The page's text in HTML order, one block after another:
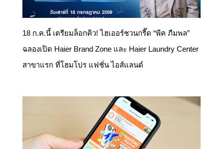
18 ก.ค.นี้ เตรียมล็อกคิว! ไฮเออร์ชวนกรี๊ด “พีค ภีมพล”
ฉลองเปิด Haier Brand Zone และ Haier Laundry Center
สาขาแรก ที่โฮมโปร แฟชั่น ไอส์แลนด์